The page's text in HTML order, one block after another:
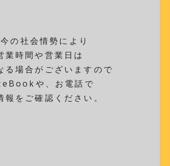
の社会情勢により
業時間や営業日は
る場合がございますので
や、お電話で
報をご確認ください。